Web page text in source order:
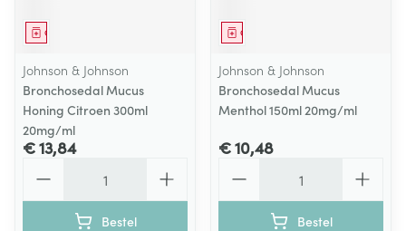
Geneesmiddel
Johnson & Johnson
Bronchosedal Mucus
Honing Citroen 300ml
20mg/ml
€ 13,84
Bestel
Geneesmiddel
Johnson & Johnson
Bronchosedal Mucus
Menthol 150ml 20mg/ml
€ 10,48
Bestel